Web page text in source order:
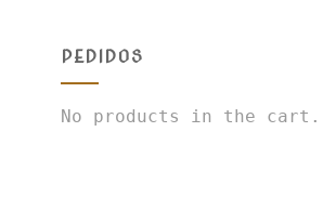
PEDIDOS
No products in the cart.